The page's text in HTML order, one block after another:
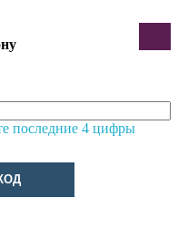
последние 4 цифры